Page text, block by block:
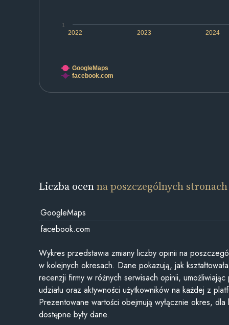
2022 2023 2024
1
GoogleMaps
facebook.com
Liczba ocenna poszczególnych stronach
GoogleMaps
facebook.com
Wykres przedstawia zmiany liczby opinii na
w kolejnych okresach. Dane pokazują, jak
recenzji firmy w różnych serwisach opinii,
udziału oraz aktywności użytkowników na każdej z
Prezentowane wartości obejmują wyłącznie okres, dla
dostępne były dane.